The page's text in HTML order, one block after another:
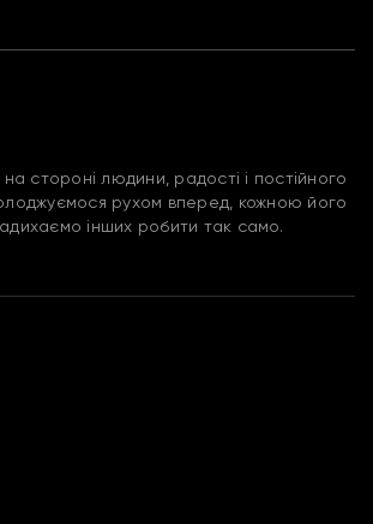
стороні людини, радості і постійного
рухом вперед, кожною його
інших робити так само.